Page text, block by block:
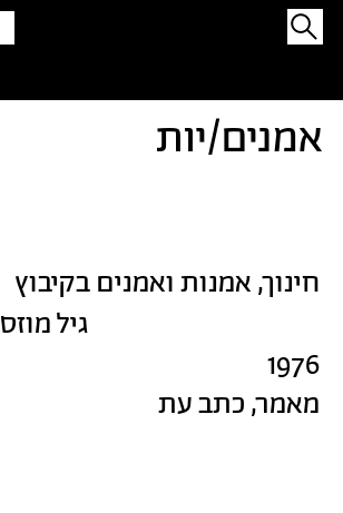
מאמר, כתב עת
חינוך, אמנות ואמנים בקיבוץ
גיל מוזס
1976
אמנים/יות